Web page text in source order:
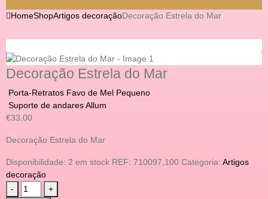
HomeShopArtigos decoraçãoDecoração Estrela do Mar
Decoração Estrela do Mar
Porta-Retratos Favo de Mel Pequeno
Suporte de andares Allum
€33.00
Decoração Estrela do Mar
Disponibilidade: 2 em stock REF: 710097,100 Categoria: Artigos
decoração
-
+